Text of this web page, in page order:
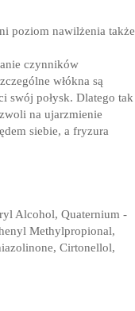
poziom nawilżenia także
czynników
włókna są
swój połysk. Dlatego tak
na ujarzmienie
siebie, a fryzura
Alcohol, Quaternium -
Methylpropional,
Cirtonellol,